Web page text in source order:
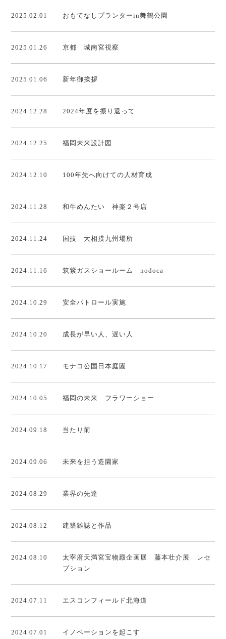
2025.02.01 おもてなしプランターin舞鶴公園
2025.01.26 京都 城南宮視察
2025.01.06 新年御挨拶
2024.12.28 2024年度を振り返って
2024.12.25 福岡未来設計図
2024.12.10 100年先へ向けての人材育成
2024.11.28 和牛めんたい 神楽２号店
2024.11.24 国技 大相撲九州場所
2024.11.16 筑紫ガスショールーム nodoca
2024.10.29 安全パトロール実施
2024.10.20 成長が早い人、遅い人
2024.10.17 モナコ公国日本庭園
2024.10.05 福岡の未来 フラワーショー
2024.09.18 当たり前
2024.09.06 未来を担う造園家
2024.08.29 業界の先達
2024.08.12 建築雑誌と作品
2024.08.10
太宰府天満宮宝物殿企画展 藤本壮介展 レセ
プション
2024.07.11 エスコンフィールド北海道
2024.07.01 イノベーションを起こす